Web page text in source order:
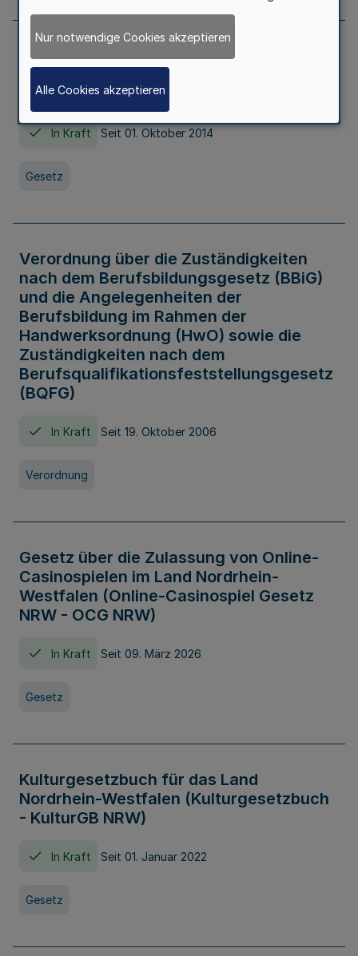
Gesetz über die Hochschulen des Landes
Nordrhein-Westfalen (Hochschulgesetz -
HG)
In Kraft Seit 01. Oktober 2014
Gesetz
Verordnung über die Zuständigkeiten
nach dem Berufsbildungsgesetz (BBiG)
und die Angelegenheiten der
Berufsbildung im Rahmen der
Handwerksordnung (HwO) sowie die
Zuständigkeiten nach dem
Berufsqualifikationsfeststellungsgesetz
(BQFG)
In Kraft Seit 19. Oktober 2006
Verordnung
Gesetz über die Zulassung von Online-
Casinospielen im Land Nordrhein-
Westfalen (Online-Casinospiel Gesetz
NRW - OCG NRW)
In Kraft Seit 09. März 2026
Gesetz
Kulturgesetzbuch für das Land
Nordrhein-Westfalen (Kulturgesetzbuch
- KulturGB NRW)
In Kraft Seit 01. Januar 2022
Gesetz
Nur notwendige Cookies akzeptieren
Alle Cookies akzeptieren